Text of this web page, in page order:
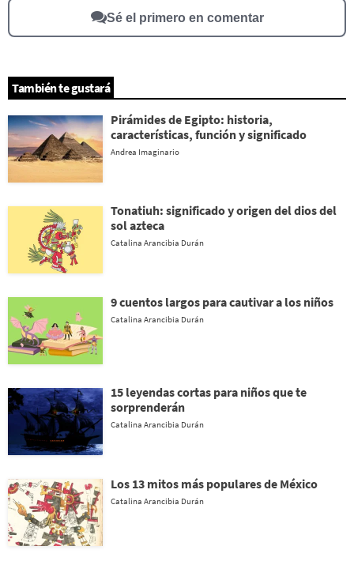
Sé el primero en comentar
También te gustará
Pirámides de Egipto: historia,
características, función y significado
Andrea Imaginario
Tonatiuh: significado y origen del dios del
sol azteca
Catalina Arancibia Durán
9 cuentos largos para cautivar a los niños
Catalina Arancibia Durán
15 leyendas cortas para niños que te
sorprenderán
Catalina Arancibia Durán
Los 13 mitos más populares de México
Catalina Arancibia Durán